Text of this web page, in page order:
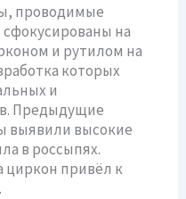
проводимые
на
и рутилом на
которых
и
Предыдущие
выявили высокие
в россыпях.
циркон привёл к